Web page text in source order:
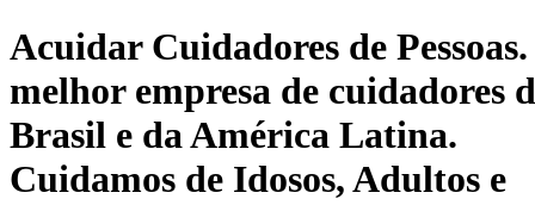
Acuidar Cuidadores de Pessoas.
melhor empresa de cuidadores
Brasil e da América Latina.
Cuidamos de Idosos, Adultos e